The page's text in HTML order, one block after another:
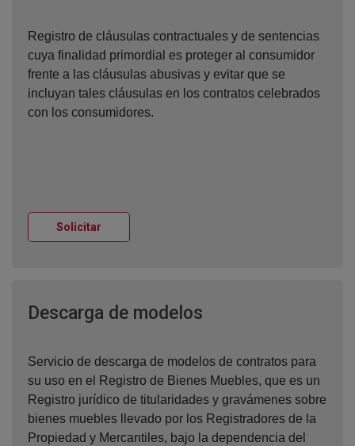
Registro de cláusulas contractuales y de sentencias
cuya finalidad primordial es proteger al consumidor
frente a las cláusulas abusivas y evitar que se
incluyan tales cláusulas en los contratos celebrados
con los consumidores.
Solicitar
Descarga de modelos
Servicio de descarga de modelos de contratos para
su uso en el Registro de Bienes Muebles, que es un
Registro jurídico de titularidades y gravámenes sobre
bienes muebles llevado por los Registradores de la
Propiedad y Mercantiles, bajo la dependencia del